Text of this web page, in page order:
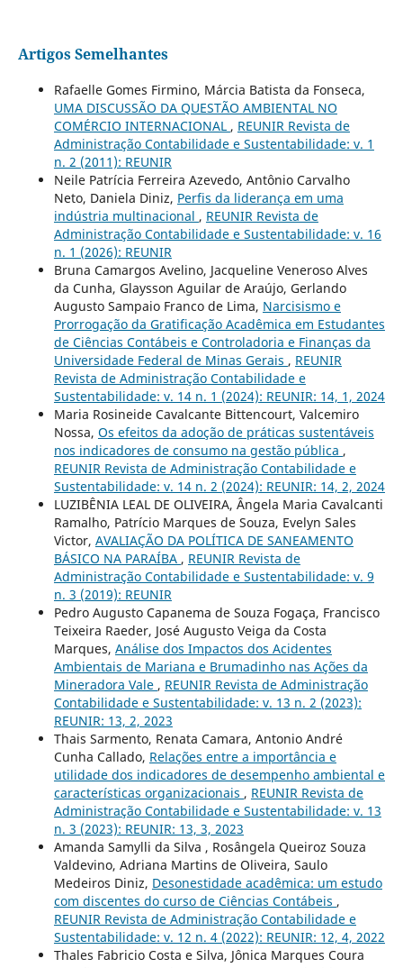
Artigos Semelhantes
Rafaelle Gomes Firmino, Márcia Batista da Fonseca,
UMA DISCUSSÃO DA QUESTÃO AMBIENTAL NO
COMÉRCIO INTERNACIONAL , REUNIR Revista de
Administração Contabilidade e Sustentabilidade: v. 1
n. 2 (2011): REUNIR
Neile Patrícia Ferreira Azevedo, Antônio Carvalho
Neto, Daniela Diniz, Perfis da liderança em uma
indústria multinacional , REUNIR Revista de
Administração Contabilidade e Sustentabilidade: v. 16
n. 1 (2026): REUNIR
Bruna Camargos Avelino, Jacqueline Veneroso Alves
da Cunha, Glaysson Aguilar de Araújo, Gerlando
Augusto Sampaio Franco de Lima, Narcisismo e
Prorrogação da Gratificação Acadêmica em Estudantes
de Ciências Contábeis e Controladoria e Finanças da
Universidade Federal de Minas Gerais , REUNIR
Revista de Administração Contabilidade e
Sustentabilidade: v. 14 n. 1 (2024): REUNIR: 14, 1, 2024
Maria Rosineide Cavalcante Bittencourt, Valcemiro
Nossa, Os efeitos da adoção de práticas sustentáveis
nos indicadores de consumo na gestão pública ,
REUNIR Revista de Administração Contabilidade e
Sustentabilidade: v. 14 n. 2 (2024): REUNIR: 14, 2, 2024
LUZIBÊNIA LEAL DE OLIVEIRA, Ângela Maria Cavalcanti
Ramalho, Patrício Marques de Souza, Evelyn Sales
Victor, AVALIAÇÃO DA POLÍTICA DE SANEAMENTO
BÁSICO NA PARAÍBA , REUNIR Revista de
Administração Contabilidade e Sustentabilidade: v. 9
n. 3 (2019): REUNIR
Pedro Augusto Capanema de Souza Fogaça, Francisco
Teixeira Raeder, José Augusto Veiga da Costa
Marques, Análise dos Impactos dos Acidentes
Ambientais de Mariana e Brumadinho nas Ações da
Mineradora Vale , REUNIR Revista de Administração
Contabilidade e Sustentabilidade: v. 13 n. 2 (2023):
REUNIR: 13, 2, 2023
Thais Sarmento, Renata Camara, Antonio André
Cunha Callado, Relações entre a importância e
utilidade dos indicadores de desempenho ambiental e
características organizacionais , REUNIR Revista de
Administração Contabilidade e Sustentabilidade: v. 13
n. 3 (2023): REUNIR: 13, 3, 2023
Amanda Samylli da Silva , Rosângela Queiroz Souza
Valdevino, Adriana Martins de Oliveira, Saulo
Medeiros Diniz, Desonestidade acadêmica: um estudo
com discentes do curso de Ciências Contábeis ,
REUNIR Revista de Administração Contabilidade e
Sustentabilidade: v. 12 n. 4 (2022): REUNIR: 12, 4, 2022
Thales Fabricio Costa e Silva, Jônica Marques Coura